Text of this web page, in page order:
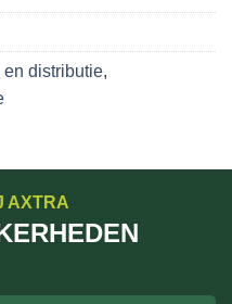
en distributie,
AXTRA